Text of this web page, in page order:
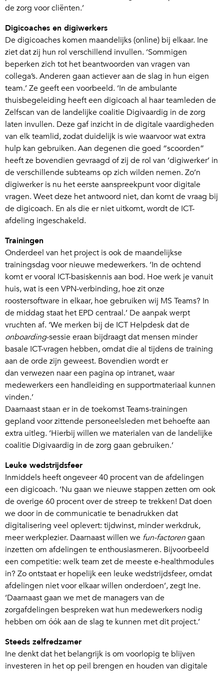
de zorg voor cliënten.’
Digicoaches en digiwerkers
De digicoaches komen maandelijks (online) bij elkaar. Ine
ziet dat zij hun rol verschillend invullen. ‘Sommigen
beperken zich tot het beantwoorden van vragen van
collega’s. Anderen gaan actiever aan de slag in hun eigen
team.’ Ze geeft een voorbeeld. ‘In de ambulante
thuisbegeleiding heeft een digicoach al haar teamleden de
Zelfscan van de landelijke coalitie Digivaardig in de zorg
laten invullen. Deze gaf inzicht in de digitale vaardigheden
van elk teamlid, zodat duidelijk is wie waarvoor wat extra
hulp kan gebruiken. Aan degenen die goed “scoorden”
heeft ze bovendien gevraagd of zij de rol van ‘digiwerker’ in
de verschillende subteams op zich wilden nemen. Zo’n
digiwerker is nu het eerste aanspreekpunt voor digitale
vragen. Weet deze het antwoord niet, dan komt de vraag bij
de digicoach. En als die er niet uitkomt, wordt de ICT-
afdeling ingeschakeld.
Trainingen
Onderdeel van het project is ook de maandelijkse
trainingsdag voor nieuwe medewerkers. ‘In de ochtend
komt er vooral ICT-basiskennis aan bod. Hoe werk je vanuit
huis, wat is een VPN-verbinding, hoe zit onze
roostersoftware in elkaar, hoe gebruiken wij MS Teams? In
de middag staat het EPD centraal.’ De aanpak werpt
vruchten af. ‘We merken bij de ICT Helpdesk dat de
onboarding-sessie eraan bijdraagt dat mensen minder
basale ICT-vragen hebben, omdat die al tijdens de training
aan de orde zijn geweest. Bovendien wordt er
dan verwezen naar een pagina op intranet, waar
medewerkers een handleiding en supportmateriaal kunnen
vinden.’
Daarnaast staan er in de toekomst Teams-trainingen
gepland voor zittende personeelsleden met behoefte aan
extra uitleg. ‘Hierbij willen we materialen van de landelijke
coalitie Digivaardig in de zorg gaan gebruiken.’
Leuke wedstrijdsfeer
Inmiddels heeft ongeveer 40 procent van de afdelingen
een digicoach. ‘Nu gaan we nieuwe stappen zetten om ook
de overige 60 procent over de streep te trekken! Dat doen
we door in de communicatie te benadrukken dat
digitalisering veel oplevert: tijdwinst, minder werkdruk,
meer werkplezier. Daarnaast willen we fun-factorengaan
inzetten om afdelingen te enthousiasmeren. Bijvoorbeeld
een competitie: welk team zet de meeste e-healthmodules
in? Zo ontstaat er hopelijk een leuke wedstrijdsfeer, omdat
afdelingen niet voor elkaar willen onderdoen’, zegt Ine.
‘Daarnaast gaan we met de managers van de
zorgafdelingen bespreken wat hun medewerkers nodig
hebben om óók aan de slag te kunnen met dit project.’
Steeds zelfredzamer
Ine denkt dat het belangrijk is om voorlopig te blijven
investeren in het op peil brengen en houden van digitale